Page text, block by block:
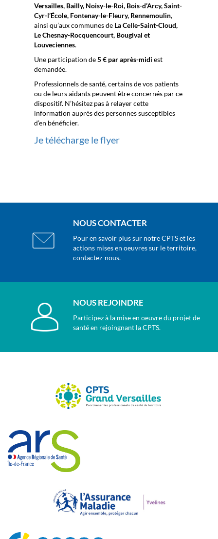
Versailles, Bailly, Noisy-le-Roi, Bois-d’Arcy, Saint-
Cyr-l’École, Fontenay-le-Fleury, Rennemoulin,
ainsi qu’aux communes de La Celle-Saint-Cloud,
Le Chesnay-Rocquencourt, Bougival et
Louveciennes.
Une participation de5 € par après-midi est
demandée.
Professionnels de santé, certains de vos patients
ou de leurs aidants peuvent être concernés par ce
dispositif. N’hésitez pas à relayer cette
information auprès des personnes susceptibles
d’en bénéficier.
Je télécharge le flyer
NOUS CONTACTER
Pour en savoir plus sur notre CPTS et les
actions mises en oeuvres sur le territoire,
contactez-nous.
NOUS REJOINDRE
Participez à la mise en oeuvre du projet de
santé en rejoingnant la CPTS.